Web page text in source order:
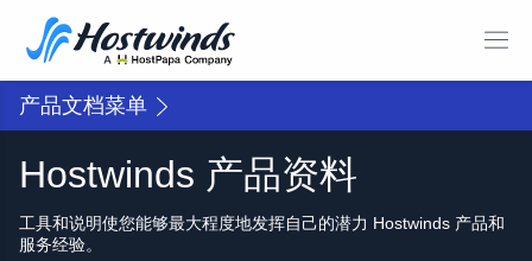
产品文档菜单
Hostwinds 产品资料
工具和说明使您能够最大程度地发挥自己的潜力 Hostwinds 产品和
服务经验。